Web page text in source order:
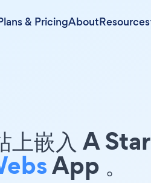
& PricingAboutResources
上嵌入 A Star
App 。